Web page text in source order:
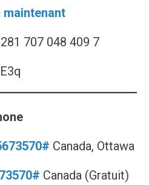
maintenant
707 048 409 7
Canada, Ottawa
Canada (Gratuit)